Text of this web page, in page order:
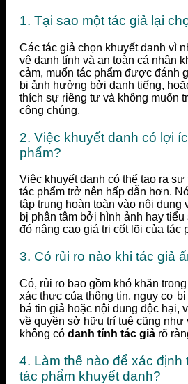
1. Tại sao một tác giả lại
Các tác giả chọn khuyết danh vì
vệ danh tính và an toàn cá nhân
cảm, muốn tác phẩm được đánh
bị ảnh hưởng bởi danh tiếng,
thích sự riêng tư và không muốn
công chúng.
2. Việc khuyết danh có lợi
phẩm?
Việc khuyết danh có thể tạo ra sự
tác phẩm trở nên hấp dẫn hơn.
tập trung hoàn toàn vào nội dung
bị phân tâm bởi hình ảnh hay
đó nâng cao giá trị cốt lõi của tác
3. Có rủi ro nào khi tác giả
Có, rủi ro bao gồm khó khăn
xác thực của thông tin, nguy cơ
bá tin giả hoặc nội dung độc hại,
về quyền sở hữu trí tuệ cũng như
không có danh tính tác giả rõ
4. Làm thế nào để xác
tác phẩm khuyết danh?